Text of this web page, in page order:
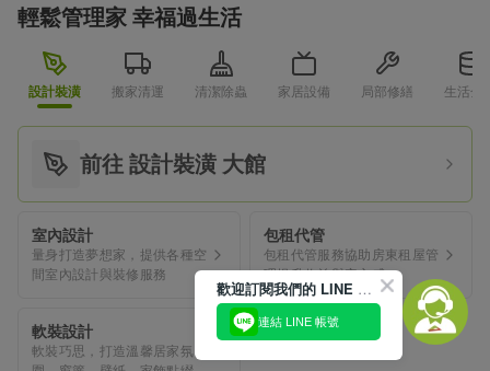
輕鬆管理家 幸福過生活
設計裝潢 搬家清運 清潔除蟲 家居設備 局部修繕 生活金
前往 設計裝潢 大館
室內設計
量身打造夢想家，提供各種空
間室內設計與裝修服務
包租代管
包租代管服務協助房東租屋管
理提升收益與安心感
軟裝設計
軟裝巧思，打造溫馨居家氛
歡迎訂閱我們的 LINE 官方帳號
連結 LINE 帳號